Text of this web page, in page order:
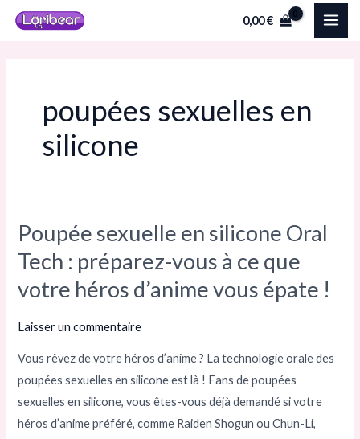
Aller
0,00€
poupées sexuelles en
silicone
Poupée sexuelle en silicone Oral
Tech : préparez-vous à ce que
votre héros d’anime vous épate !
Laisser un commentaire
Vous rêvez de votre héros d’anime ? La technologie orale des
poupées sexuelles en silicone est là ! Fans de poupées
sexuelles en silicone, vous êtes-vous déjà demandé si votre
héros d’anime préféré, comme Raiden Shogun ou Chun-Li,
Poupée
sexuelle
en
silicone
:
préparez-
vous
à